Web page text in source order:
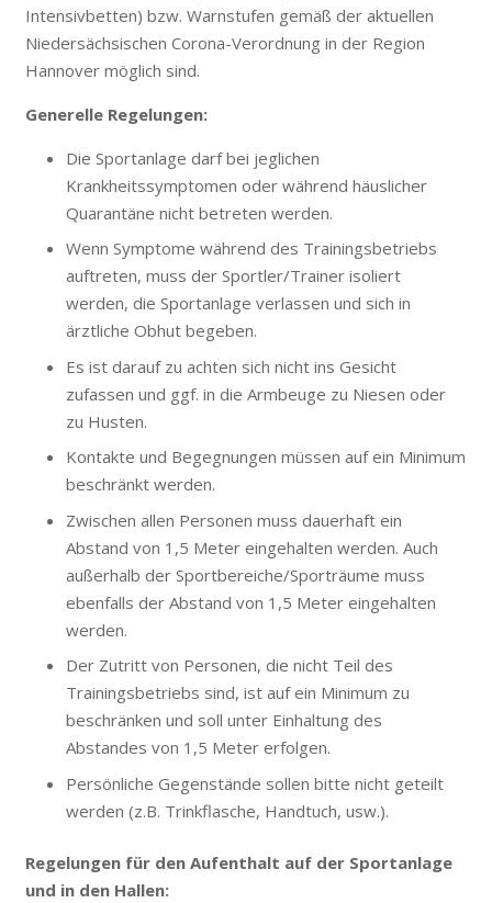
Intensivbetten) bzw. Warnstufen gemäß der aktuellen
Niedersächsischen Corona-Verordnung in der Region
Hannover möglich sind.
Generelle Regelungen:
Die Sportanlage darf bei jeglichen
Krankheitssymptomen oder während häuslicher
Quarantäne nicht betreten werden.
Wenn Symptome während des Trainingsbetriebs
auftreten, muss der Sportler/Trainer isoliert
werden, die Sportanlage verlassen und sich in
ärztliche Obhut begeben.
Es ist darauf zu achten sich nicht ins Gesicht
zufassen und ggf. in die Armbeuge zu Niesen oder
zu Husten.
Kontakte und Begegnungen müssen auf ein Minimum
beschränkt werden.
Zwischen allen Personen muss dauerhaft ein
Abstand von 1,5 Meter eingehalten werden. Auch
außerhalb der Sportbereiche/Sporträume muss
ebenfalls der Abstand von 1,5 Meter eingehalten
werden.
Der Zutritt von Personen, die nicht Teil des
Trainingsbetriebs sind, ist auf ein Minimum zu
beschränken und soll unter Einhaltung des
Abstandes von 1,5 Meter erfolgen.
Persönliche Gegenstände sollen bitte nicht geteilt
werden (z.B. Trinkflasche, Handtuch, usw.).
Regelungen für den Aufenthalt auf der Sportanlage
und in den Hallen: